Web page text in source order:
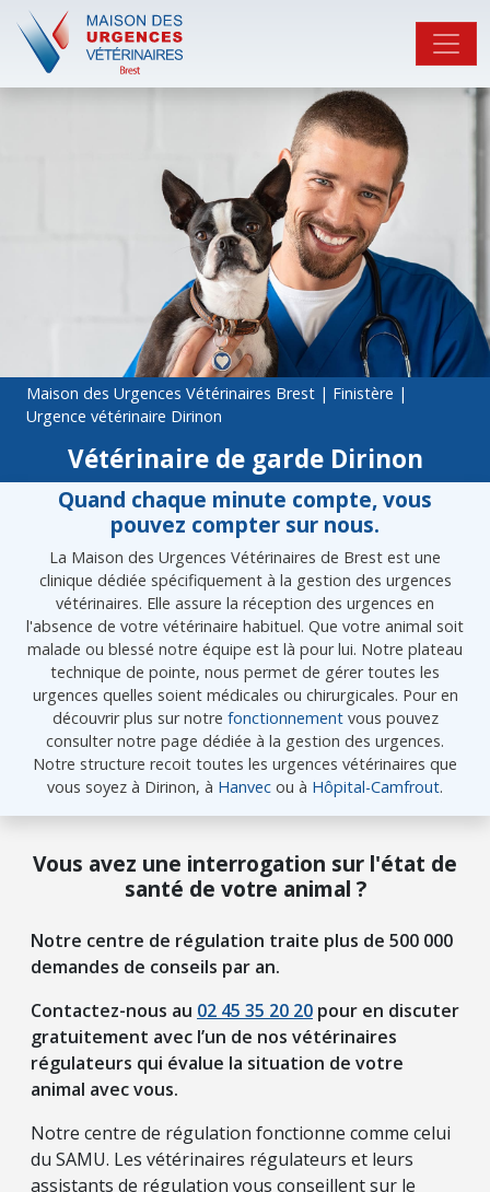
Maison des Urgences Vétérinaires Brest | Finistère |
Urgence vétérinaire Dirinon
Vétérinaire de garde Dirinon
Quand chaque minute compte, vous
pouvez compter sur nous.
La Maison des Urgences Vétérinaires de Brest est une
clinique dédiée spécifiquement à la gestion des urgences
vétérinaires. Elle assure la réception des urgences en
l'absence de votre vétérinaire habituel. Que votre animal soit
malade ou blessé notre équipe est là pour lui. Notre plateau
technique de pointe, nous permet de gérer toutes les
urgences quelles soient médicales ou chirurgicales. Pour en
découvrir plus sur notre fonctionnementvous pouvez
consulter notre page dédiée à la gestion des urgences.
Notre structure recoit toutes les urgences vétérinaires que
vous soyez à Dirinon, à Hanvec ou à Hôpital-Camfrout.
Vous avez une interrogation sur l'état de
santé de votre animal ?
Notre centre de régulation traite plus de 500 000
demandes de conseils par an.
Contactez-nous au 02 45 35 20 20 pour en discuter
gratuitement avec l’un de nos vétérinaires
régulateurs qui évalue la situation de votre
animal avec vous.
Notre centre de régulation fonctionne comme celui
du SAMU. Les vétérinaires régulateurs et leurs
assistants de régulation vous conseillent sur le